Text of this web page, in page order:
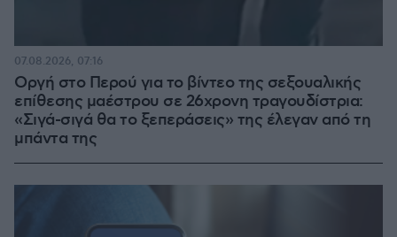
Οργή στο Περού για το βίντεο της σεξουαλικής
επίθεσης μαέστρου σε 26χρονη τραγουδίστρια:
«Σιγά-σιγά θα το ξεπεράσεις» της έλεγαν από τη
μπάντα της
07.08.2026, 07:16